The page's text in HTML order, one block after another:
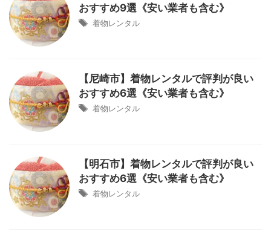
おすすめ9選《安い業者も含む》
着物レンタル
【尼崎市】着物レンタルで評判が良い
おすすめ6選《安い業者も含む》
着物レンタル
【明石市】着物レンタルで評判が良い
おすすめ6選《安い業者も含む》
着物レンタル